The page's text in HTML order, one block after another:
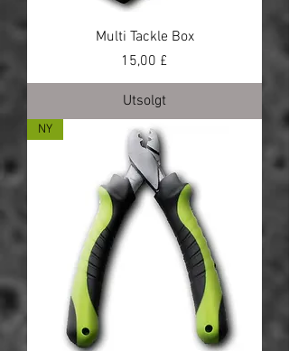
Multi Tackle Box
Pris
15,00 £
Utsolgt
NY